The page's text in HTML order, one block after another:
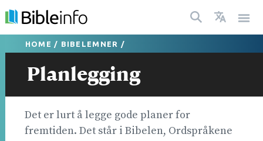
HOME / BIBELEMNER /
Planlegging
Det er lurt å legge gode planer for
fremtiden. Det står i Bibelen, Ordspråkene